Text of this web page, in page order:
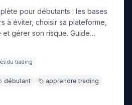
pour débutants : les bases
à éviter, choisir sa plateforme,
gérer son risque. Guide
du trading
débutant
apprendre trading